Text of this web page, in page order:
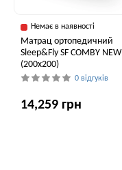
Немає в наявності
Матрац ортопедичний
Sleep&Fly SF COMBY NEW
(200x200)
0 відгуків
14,259 грн